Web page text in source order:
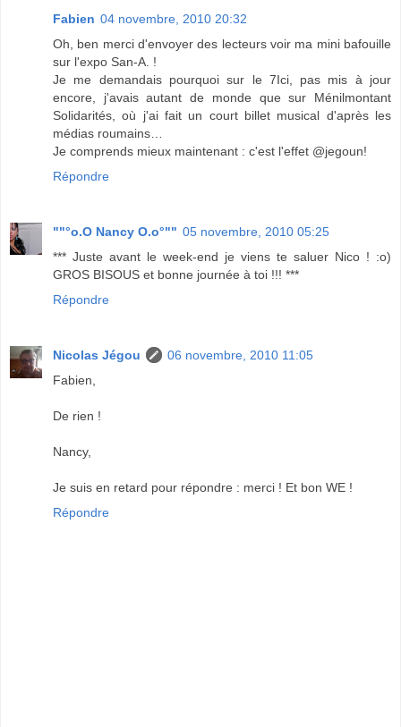
Fabien 04 novembre, 2010 20:32
Oh, ben merci d'envoyer des lecteurs voir ma mini bafouille
sur l'expo San-A. !
Je me demandais pourquoi sur le 7Ici, pas mis à jour
encore, j'avais autant de monde que sur Ménilmontant
Solidarités, où j'ai fait un court billet musical d'après les
médias roumains…
Je comprends mieux maintenant : c'est l'effet @jegoun!
Répondre
""°o.O Nancy O.o°"" 05 novembre, 2010 05:25
*** Juste avant le week-end je viens te saluer Nico ! :o)
GROS BISOUS et bonne journée à toi !!! ***
Répondre
Nicolas Jégou
06 novembre, 2010 11:05
Fabien,
De rien !
Nancy,
Je suis en retard pour répondre : merci ! Et bon WE !
Répondre